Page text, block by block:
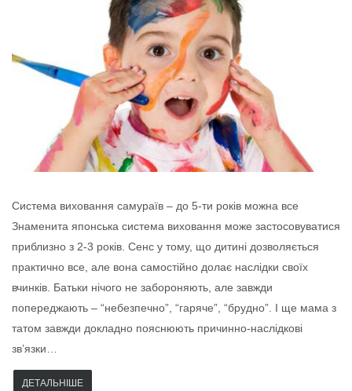
Система виховання самураїв – до 5-ти років можна все
Знаменита японська система виховання може застосовуватися
приблизно з 2-3 років. Сенс у тому, що дитині дозволяється
практично все, але вона самостійно долає наслідки своїх
вчинків. Батьки нічого не забороняють, але завжди
попереджають – “небезпечно”, “гаряче”, “брудно”. І ще мама з
татом завжди докладно пояснюють причинно-наслідкові
зв’язки…
ДЕТАЛЬНІШЕ